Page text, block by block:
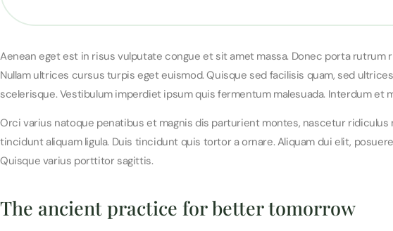
Aenean eget est in risus vulputate congue et sit amet massa. Donec porta rutrum
Nullam ultrices cursus turpis eget euismod. Quisque sed facilisis quam, sed
scelerisque. Vestibulum imperdiet ipsum quis fermentum malesuada. Interdum et
Orci varius natoque penatibus et magnis dis parturient montes, nascetur
tincidunt aliquam ligula. Duis tincidunt quis tortor a ornare. Aliquam dui elit,
Quisque varius porttitor sagittis.
The ancient practice for better tomorrow